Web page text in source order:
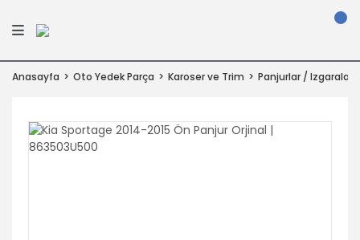
Anasayfa Oto Yedek Parça Karoser ve Trim Panjurlar / Izgaralar